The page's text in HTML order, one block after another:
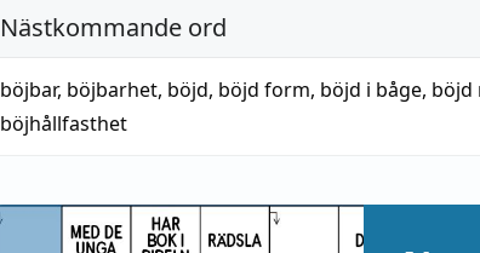
Nästkommande ord
böjbar, böjbarhet, böjd, böjd form, böjd i båge, böjd
böjhållfasthet